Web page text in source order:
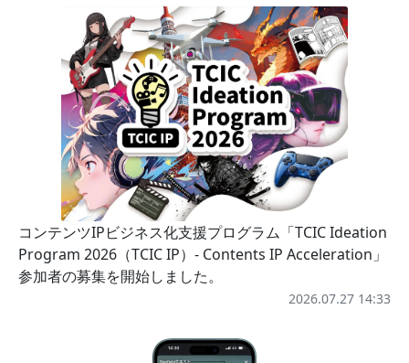
コンテンツIPビジネス化支援プログラム「TCIC Ideation
Program 2026（TCIC IP）- Contents IP Acceleration」
参加者の募集を開始しました。
2026.07.27 14:33